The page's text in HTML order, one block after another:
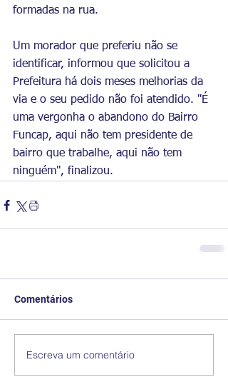
formadas na rua.
Um morador que preferiu não se
identificar, informou que solicitou a
Prefeitura há dois meses melhorias da
via e o seu pedido não foi atendido. "É
uma vergonha o abandono do Bairro
Funcap, aqui não tem presidente de
bairro que trabalhe, aqui não tem
ninguém", finalizou.
Comentários
Escreva um comentário